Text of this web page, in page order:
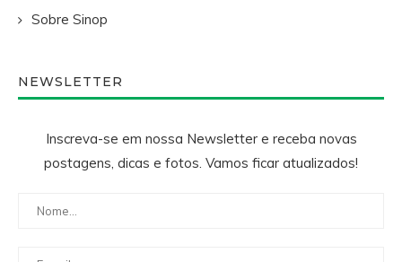
Sobre Sinop
NEWSLETTER
Inscreva-se em nossa Newsletter e receba novas
postagens, dicas e fotos. Vamos ficar atualizados!